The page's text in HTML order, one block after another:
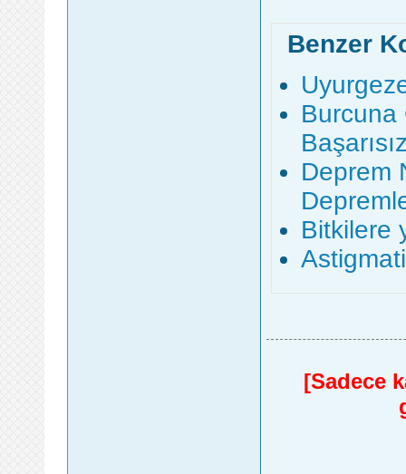
Benzer
Burcuna
Deprem
Bitkilere
[Sadece